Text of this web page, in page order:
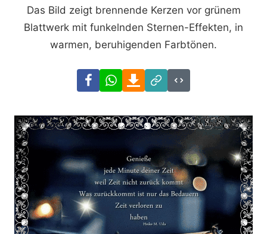
Das Bild zeigt brennende Kerzen vor grünem
Blattwerk mit funkelnden Sternen-Effekten, in
warmen, beruhigenden Farbtönen.
FacebookWhatsAppDownload
Link
Code